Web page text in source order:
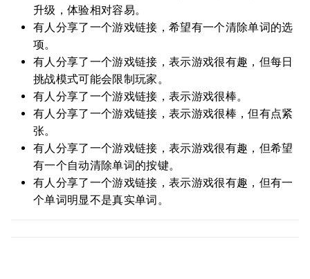
升级，体验相对容易。
有人分享了一个游戏链接，希望有一个清除单词的选
项。
有人分享了一个游戏链接，表示游戏很有趣，但每日
挑战模式可能会限制玩家。
有人分享了一个游戏链接，表示游戏很棒。
有人分享了一个游戏链接，表示游戏很棒，但有点紧
张。
有人分享了一个游戏链接，表示游戏很有趣，但希望
有一个自动清除单词的按键。
有人分享了一个游戏链接，表示游戏很有趣，但有一
个单词明显不是真实单词。